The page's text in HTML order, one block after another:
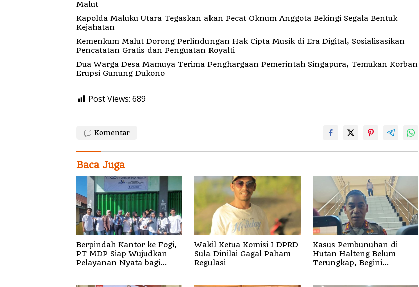
Malut
Kapolda Maluku Utara Tegaskan akan Pecat Oknum Anggota Bekingi Segala Bentuk
Kejahatan
Kemenkum Malut Dorong Perlindungan Hak Cipta Musik di Era Digital, Sosialisasikan
Pencatatan Gratis dan Penguatan Royalti
Dua Warga Desa Mamuya Terima Penghargaan Pemerintah Singapura, Temukan Korban
Erupsi Gunung Dukono
Post Views: 689
Komentar
Baca Juga
Berpindah Kantor ke Fogi,
PT MDP Siap Wujudkan
Pelayanan Nyata bagi
Wakil Ketua Komisi I DPRD
Sula Dinilai Gagal Paham
Regulasi
Kasus Pembunuhan di
Hutan Halteng Belum
Terungkap, Begini